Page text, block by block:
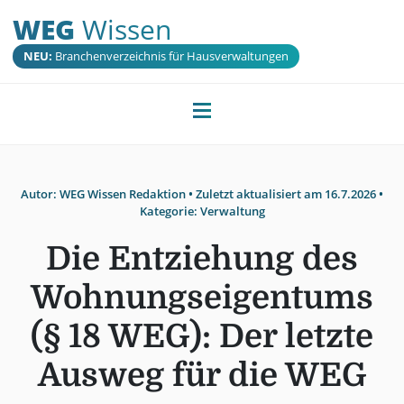
WEG Wissen
NEU: Branchenverzeichnis für Hausverwaltungen
Autor: WEG Wissen Redaktion• Zuletzt aktualisiert am 16.7.2026•
Kategorie: Verwaltung
Die Entziehung des
Wohnungseigentums
(§ 18 WEG): Der letzte
Ausweg für die WEG